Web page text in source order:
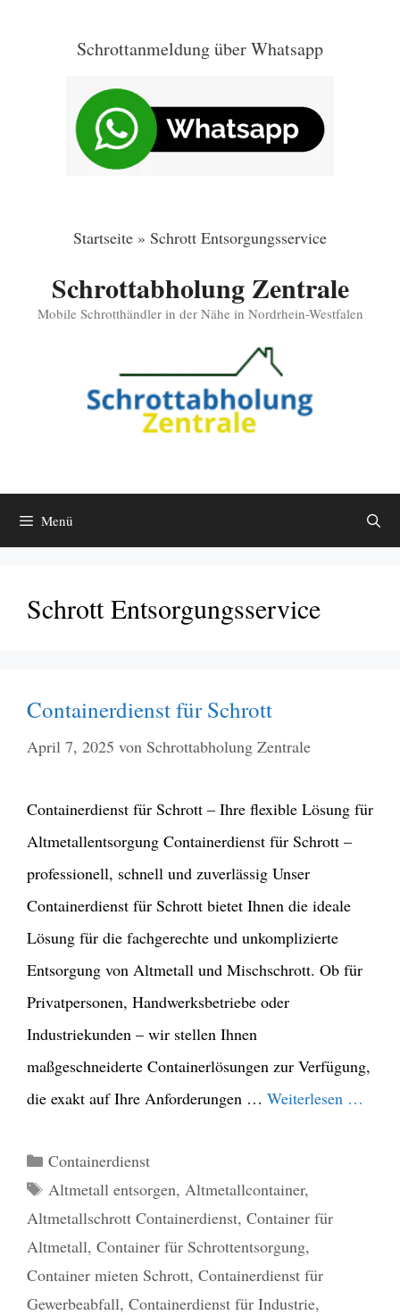
Schrottanmeldung über Whatsapp
Startseite » Schrott Entsorgungsservice
Schrottabholung Zentrale
Mobile Schrotthändler in der Nähe in Nordrhein-Westfalen
Menü
Schrott Entsorgungsservice
Containerdienst für Schrott
April 7, 2025 von Schrottabholung Zentrale
Containerdienst für Schrott – Ihre flexible Lösung für
Altmetallentsorgung Containerdienst für Schrott –
professionell, schnell und zuverlässig Unser
Containerdienst für Schrott bietet Ihnen die ideale
Lösung für die fachgerechte und unkomplizierte
Entsorgung von Altmetall und Mischschrott. Ob für
Privatpersonen, Handwerksbetriebe oder
Industriekunden – wir stellen Ihnen
maßgeschneiderte Containerlösungen zur Verfügung,
die exakt auf Ihre Anforderungen … Weiterlesen …
Kategorien
Containerdienst
Schlagwörter
Altmetall entsorgen, Altmetallcontainer,
Altmetallschrott Containerdienst, Container für
Altmetall, Container für Schrottentsorgung,
Container mieten Schrott, Containerdienst für
Gewerbeabfall, Containerdienst für Industrie,